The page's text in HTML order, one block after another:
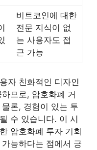
비트코인에 대한
전문 지식이 없
는 사용자도 접
근 가능
자 친화적인 디자인
므로, 암호화폐 거
론, 경험이 있는 투
수 있습니다. 이 시
암호화폐 투자 기회
능하다는 점에서 긍